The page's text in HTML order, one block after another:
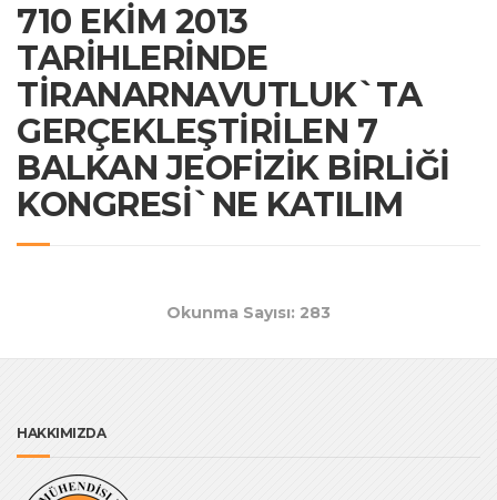
710 EKİM 2013
TARİHLERİNDE
TİRANARNAVUTLUK`TA
GERÇEKLEŞTİRİLEN 7
BALKAN JEOFİZİK BİRLİĞİ
KONGRESİ`NE KATILIM
Okunma Sayısı: 283
HAKKIMIZDA